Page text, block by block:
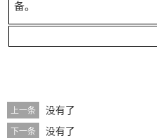
备。
上一条 没有了
下一条 没有了